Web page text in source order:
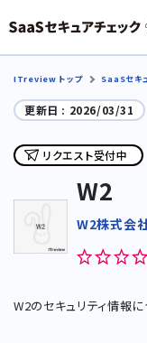
ITreview トップ SaaSセキ
更新日 : 2026/03/31
リクエスト受付中
W2
W2株式会
W2のセキュリティ情報に